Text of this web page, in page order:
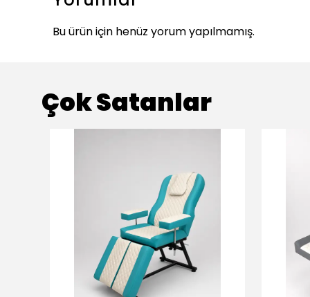
Bu ürün için henüz yorum yapılmamış.
Çok Satanlar